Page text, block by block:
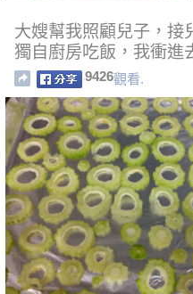
大嫂幫我照顧兒子，接
獨自廚房吃飯，我衝進
9426觀看.